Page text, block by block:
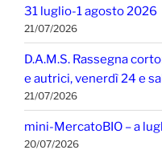
31 luglio-1 agosto 2026
21/07/2026
D.A.M.S. Rassegna
e autrici, venerdì 24 e
21/07/2026
mini-MercatoBIO – a
20/07/2026